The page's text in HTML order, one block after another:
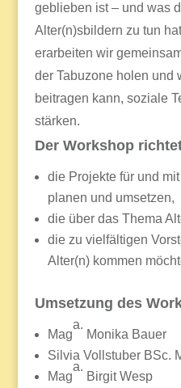
geblieben ist – und was
Alter(n)sbildern zu tun
erarbeiten wir
der Tabuzone holen und
beitragen kann, soziale
stärken.
Der Workshop
die Projekte für und
planen und umsetzen,
die über das Thema
die zu vielfältigen
Alter(n) kommen
Umsetzung des
Mag
a.
Monika Bauer
Silvia Vollstuber BSc.
Mag
a.
Birgit Wesp